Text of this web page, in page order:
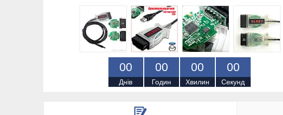
00
Днів
00
Годин
00
Хвилин
00
Секунд